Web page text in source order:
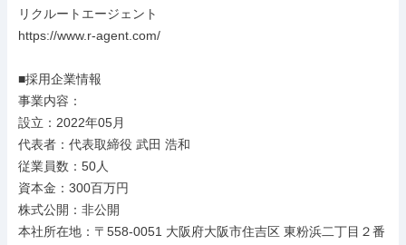
リクルートエージェント
https://www.r-agent.com/
■採用企業情報
事業内容：
設立：2022年05月
代表者：代表取締役 武田 浩和
従業員数：50人
資本金：300百万円
株式公開：非公開
本社所在地：〒558-0051 大阪府大阪市住吉区 東粉浜二丁目２番